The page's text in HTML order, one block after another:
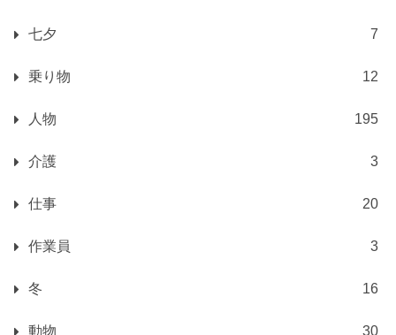
七夕 7
乗り物 12
人物 195
介護 3
仕事 20
作業員 3
冬 16
動物 30